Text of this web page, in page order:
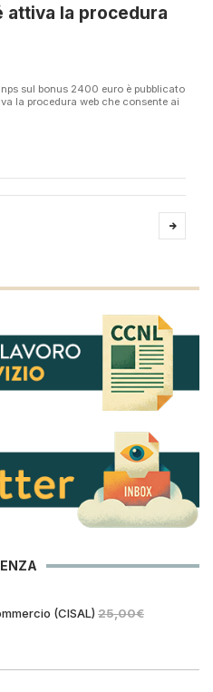
attiva la procedura
sul bonus 2400 euro è pubblicato
la procedura web che consente ai
(CISAL) 25,00€